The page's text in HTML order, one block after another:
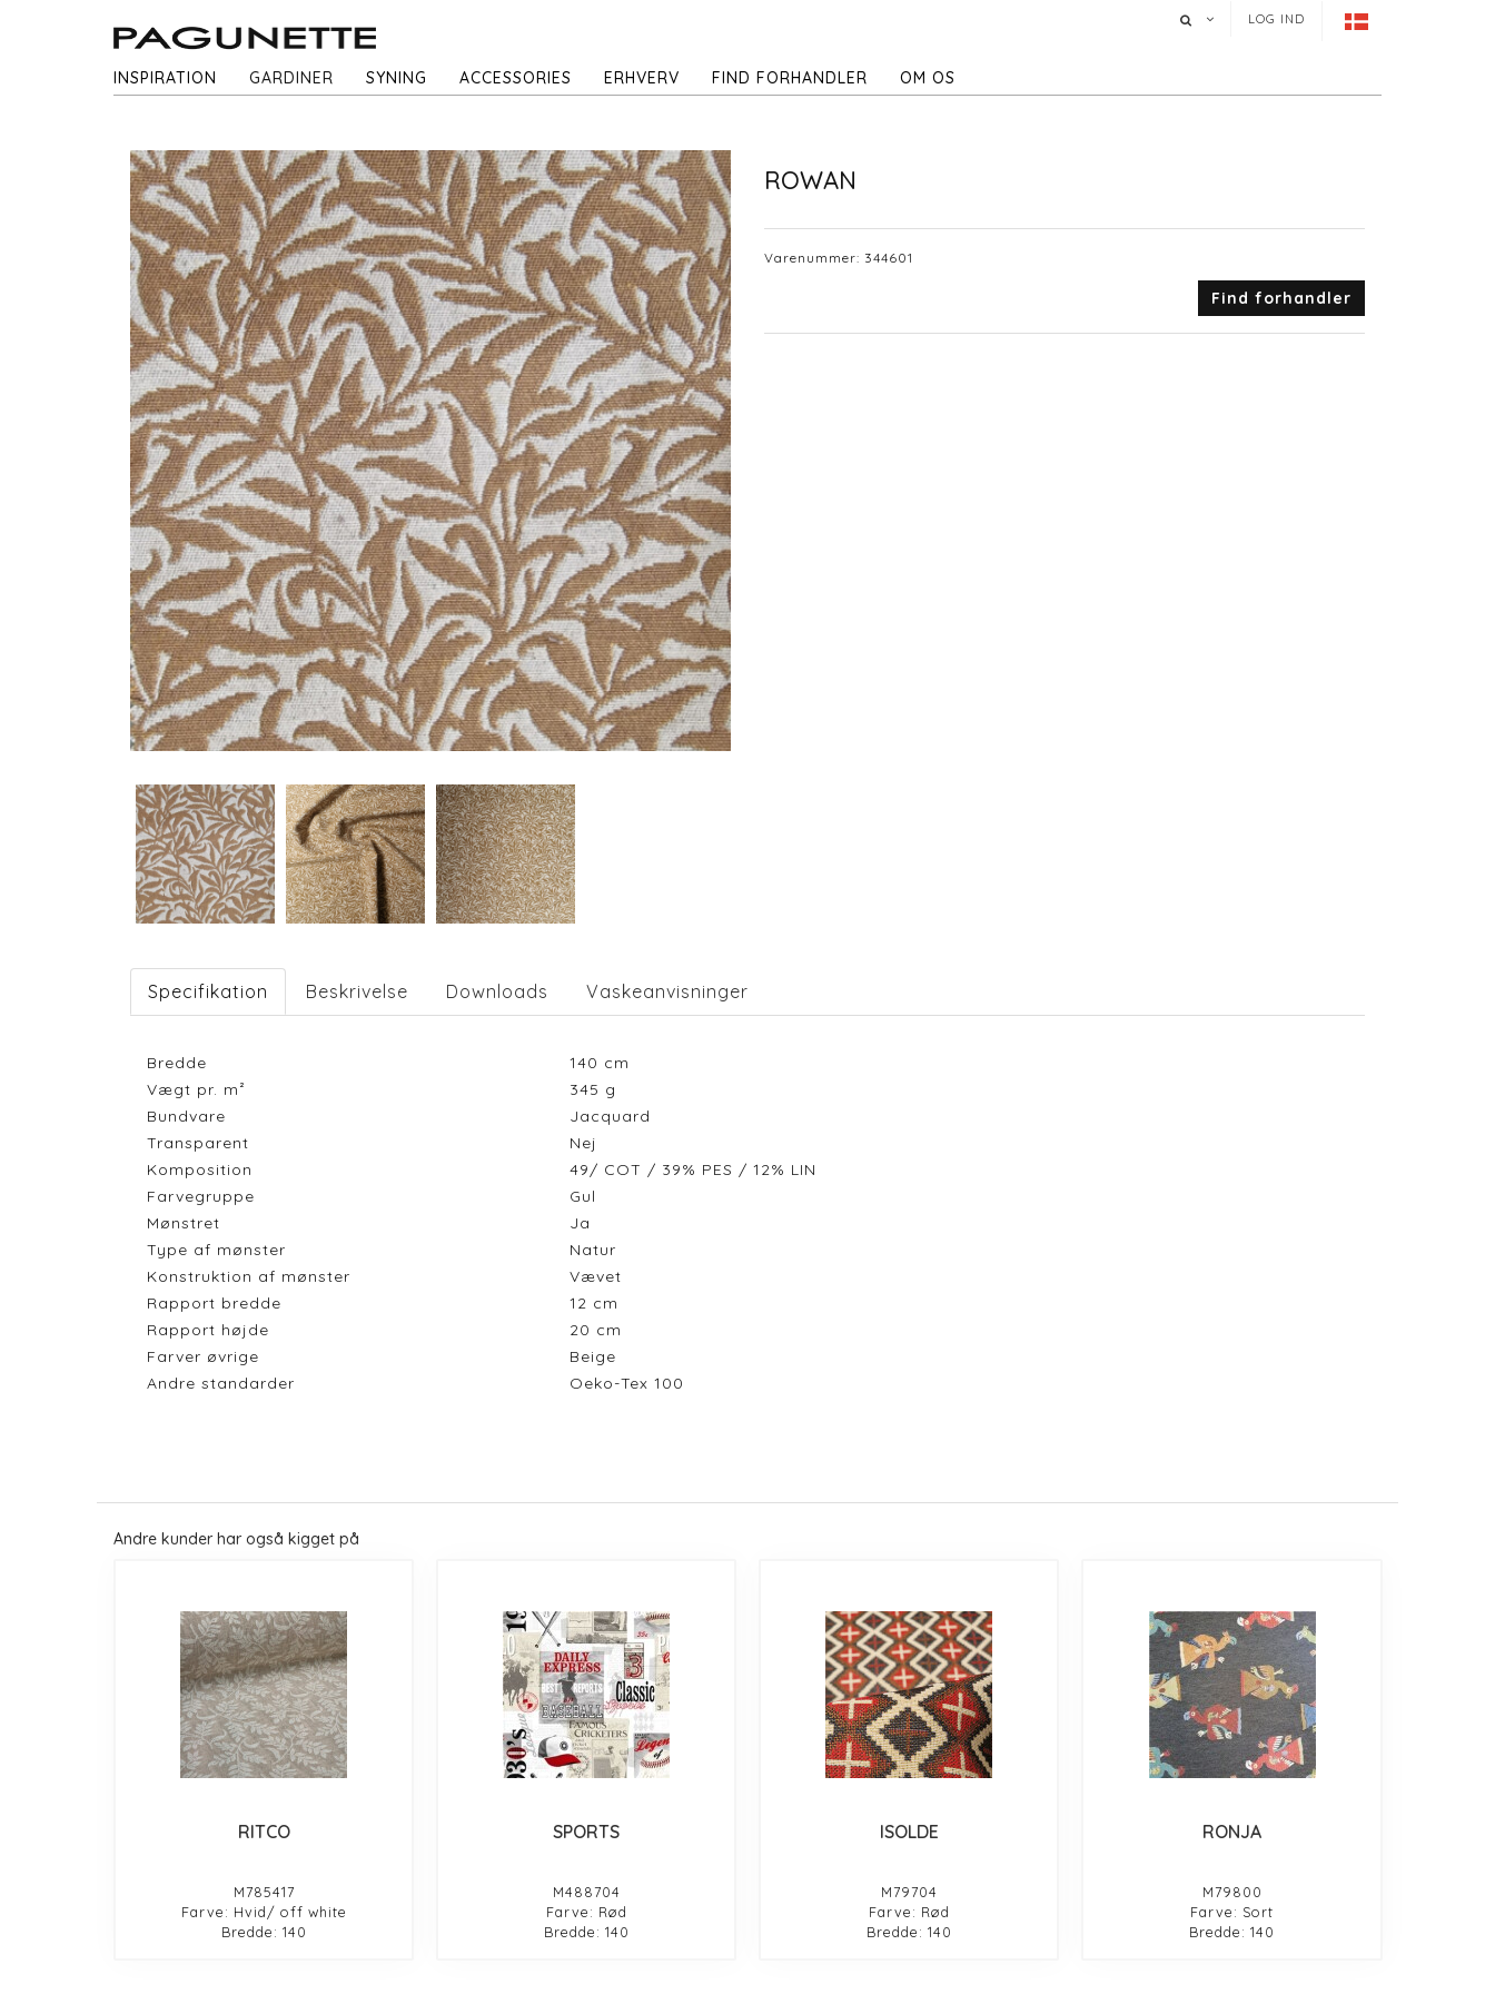
LOG IND
INSPIRATION GARDINER SYNING ACCESSORIES ERHVERV FIND FORHANDLER OM OS
ROWAN
Varenummer: 344601
Find forhandler
Specifikation Beskrivelse Downloads Vaskeanvisninger
Bredde 140 cm
Vægt pr. m²
345 g
Bundvare
Jacquard
Transparent
Nej
Komposition
49/ COT / 39% PES / 12% LIN
Farvegruppe
Gul
Mønstret
Ja
Type af mønster
Natur
Konstruktion af mønster
Vævet
Rapport bredde
12 cm
Rapport højde
20 cm
Farver øvrige
Beige
Andre standarder
Oeko-Tex 100
Andre kunder har også kigget på
RITCO
M785417
Farve: Hvid/ off white
Bredde: 140
SPORTS
M488704
Farve: Rød
Bredde: 140
ISOLDE
M79704
Farve: Rød
Bredde: 140
RONJA
M79800
Farve: Sort
Bredde: 140